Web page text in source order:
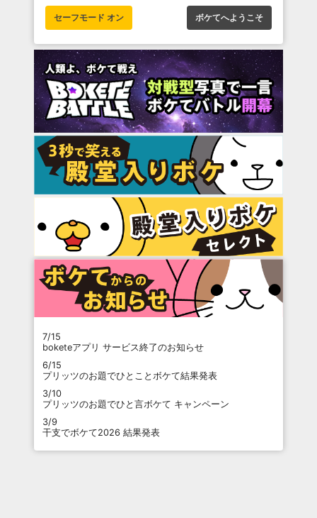
セーフモード オン ボケてへようこそ
7/15
boketeアプリ サービス終了のお知らせ
6/15
プリッツのお題でひとことボケて結果発表
3/10
プリッツのお題でひと言ボケて キャンペーン
3/9
干支でボケて2026 結果発表